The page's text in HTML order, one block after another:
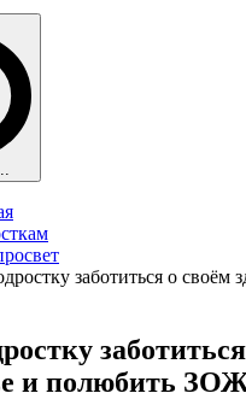
заботиться о своём
и полюбить